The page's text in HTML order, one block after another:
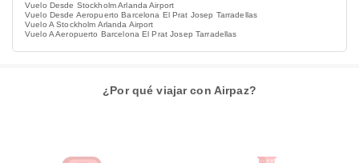
Vuelo Desde Stockholm Arlanda Airport
Vuelo Desde Aeropuerto Barcelona El Prat Josep Tarradellas
Vuelo A Stockholm Arlanda Airport
Vuelo A Aeropuerto Barcelona El Prat Josep Tarradellas
¿Por qué viajar con Airpaz?